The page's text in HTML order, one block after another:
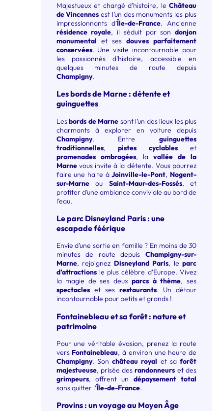
Majestueux et chargé d’histoire, le Château
de Vincennes est l’un des monuments les plus
impressionnants d’Île-de-France. Ancienne
résidence royale, il séduit par sondonjon
monumental et ses douves parfaitement
conservées. Une visite incontournable pour
les passionnés d’histoire, accessible en
quelques minutes de route depuis
Champigny.
Les bords de Marne : détente et
guinguettes
Lesbords de Marne sont l’un des lieux les plus
charmants à explorer en voiture depuis
Champigny. Entre guinguettes
traditionnelles, pistes cyclableset
promenades ombragées, la vallée de la
Marnevous invite à la détente. Vous pourrez
faire une halte àJoinville-le-Pont, Nogent-
sur-Marneou Saint-Maur-des-Fossés, et
profiter d’une ambiance conviviale au bord de
l’eau.
Le parc Disneyland Paris : une
escapade féérique
Envie d’une sortie en famille ? En moins de 30
minutes de route depuis Champigny-sur-
Marne, rejoignez Disneyland Paris, leparc
d’attractionsle plus célèbre d’Europe. Vivez
la magie de ses deuxparcs à thème, ses
spectacleset ses restaurants. Un détour
incontournable pour petits et grands !
Fontainebleau et sa forêt : nature et
patrimoine
Pour une véritable évasion, prenez la route
vers Fontainebleau, à environ une heure de
Champigny. Sonchâteau royal et saforêt
majestueuse, prisée desrandonneurs et des
grimpeurs, offrent un dépaysement total
sans quitter l’Île-de-France.
Provins : un voyage au Moyen Âge